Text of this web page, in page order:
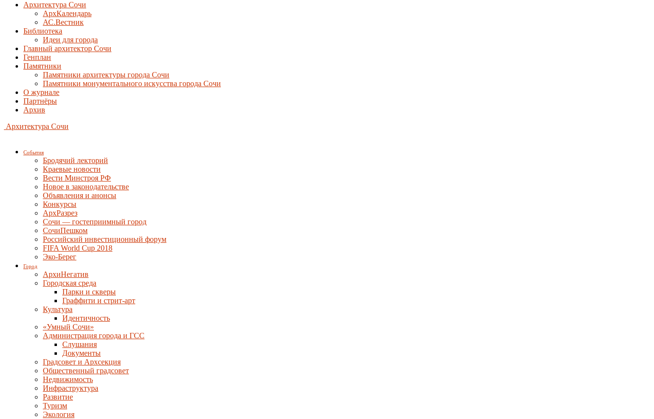
Архитектура Сочи
АрхКалендарь
АС.Вестник
Библиотека
Идеи для города
Главный архитектор Сочи
Генплан
Памятники
Памятники архитектуры города Сочи
Памятники монументального искусства города Сочи
О журнале
Партнёры
Архив
Архитектура Сочи
События
Бродячий лекторий
Краевые новости
Вести Минстроя РФ
Новое в законодательстве
Объявления и анонсы
Конкурсы
АрхРазрез
Сочи — гостеприимный город
СочиПешком
Российский инвестиционный форум
FIFA World Cup 2018
Эко-Берег
Город
АрхиНегатив
Городская среда
Парки и скверы
Граффити и стрит-арт
Культура
Идентичность
«Умный Сочи»
Администрация города и ГСС
Слушания
Документы
Градсовет и Архсекция
Общественный градсовет
Недвижимость
Инфраструктура
Развитие
Туризм
Экология